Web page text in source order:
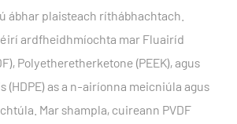
ábhar plaisteach ríthábhachtach.
ardfheidhmíochta mar Fluairíd
Polyetheretherketone (PEEK), agus
(HDPE) as a n-airíonna meicniúla agus
Mar shampla, cuireann PVDF